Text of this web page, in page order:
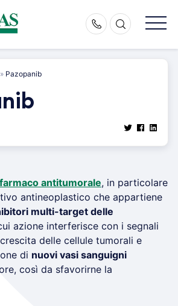
» Pazopanib
farmaco antitumorale, in particolare
antineoplastico che appartiene
multi-target delle
azione interferisce con i segnali
delle cellule tumorali e
di nuovi vasi sanguigni
così da sfavorirne la